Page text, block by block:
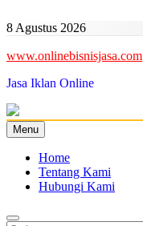
to
8 Agustus 2026
www.onlinebisnisjasa.com
Jasa Iklan Online
Menu
Home
Tentang Kami
Hubungi Kami